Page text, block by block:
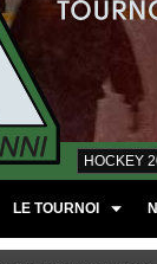
HOCKEY
LE TOURNOI